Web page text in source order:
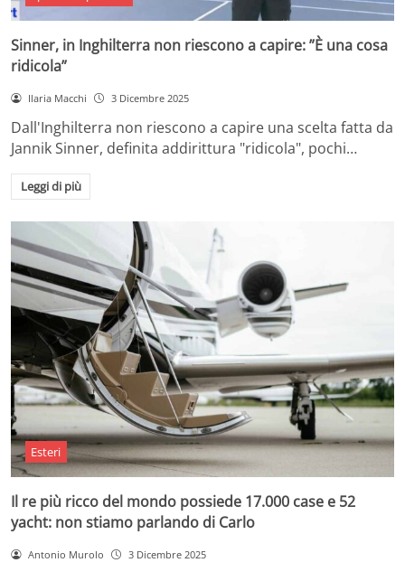
Sinner, in Inghilterra non riescono a capire: ”È una cosa
ridicola”
Ilaria Macchi 3 Dicembre 2025
Dall'Inghilterra non riescono a capire una scelta fatta da
Jannik Sinner, definita addirittura "ridicola", pochi…
Leggi di più
Esteri
Il re più ricco del mondo possiede 17.000 case e 52
yacht: non stiamo parlando di Carlo
Antonio Murolo 3 Dicembre 2025